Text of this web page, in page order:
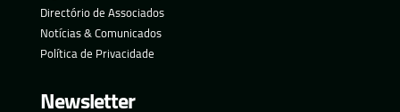
Directório de Associados
Notícias & Comunicados
Política de Privacidade
Newsletter